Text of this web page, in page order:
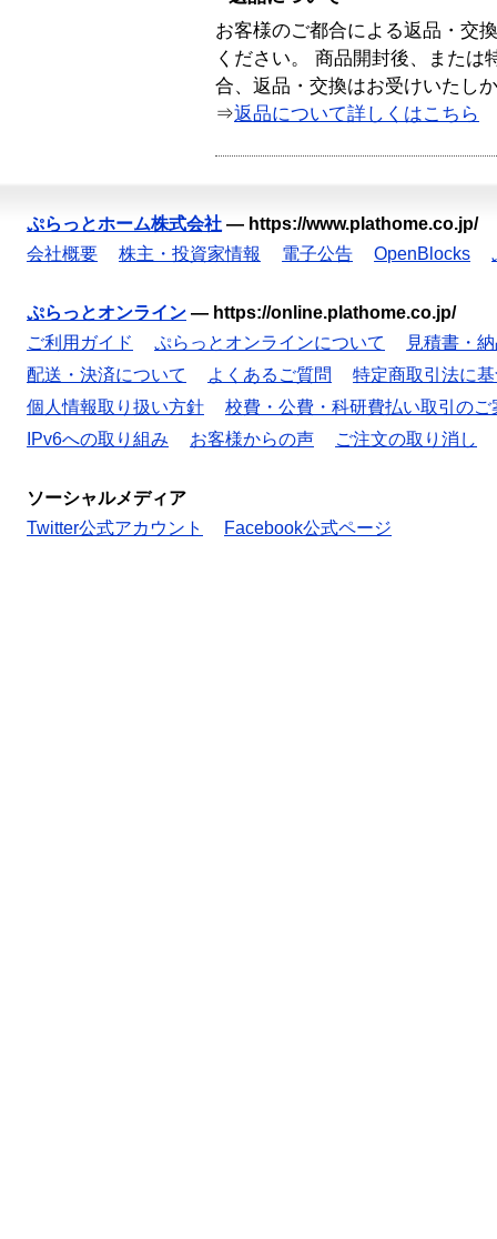
お客様のご都合による返品・交
ください。 商品開封後、または
合、返品・交換はお受けいたし
⇒返品について詳しくはこちら
ぷらっとホーム株式会社 — https://www.plathome.co.jp/
会社概要
株主・投資家情報 電子公告 OpenBlocks
ぷらっとオンライン — https://online.plathome.co.jp/
ご利用ガイド
ぷらっとオンラインについて
見積書・
配送・決済について
よくあるご質問
特定商取引法に
個人情報取り扱い方針
校費・公費・科研費払い取引のご
IPv6への取り組み
お客様からの声 ご注文の取り消し
ソーシャルメディア
Twitter公式アカウント
Facebook公式ページ